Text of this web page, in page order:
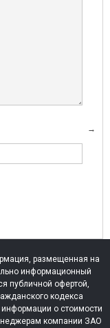
→
размещенная на
информационный
публичной офертой,
кодекса
о стоимости
компании ЗАО